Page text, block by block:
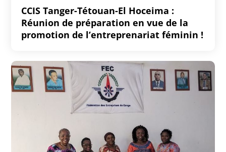
CCIS Tanger-Tétouan-El Hoceima :
Réunion de préparation en vue de la
promotion de l’entreprenariat féminin !